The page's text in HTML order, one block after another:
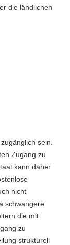
die ländlichen
sein.
Zugang zu
kann daher
nicht
schwangere
die mit
zu
strukturell